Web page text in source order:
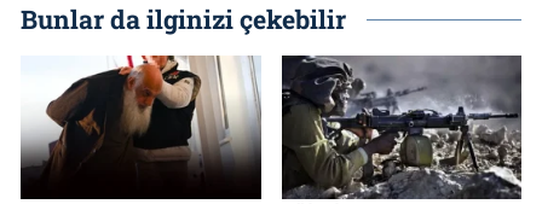
Bunlar da ilginizi çekebilir